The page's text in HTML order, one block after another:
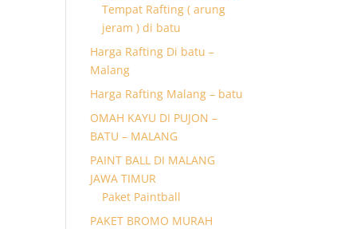
Tempat Rafting ( arung
jeram ) di batu
Harga Rafting Di batu –
Malang
Harga Rafting Malang – batu
OMAH KAYU DI PUJON –
BATU – MALANG
PAINT BALL DI MALANG
JAWA TIMUR
Paket Paintball
PAKET BROMO MURAH